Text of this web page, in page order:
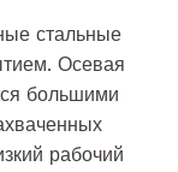
стальные
Осевая
большими
рабочий